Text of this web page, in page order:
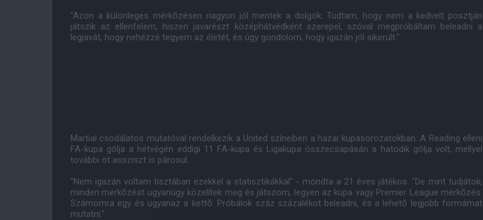
"Azon a különleges mérkõzésen nagyon jól mentek a dolgok. Tudtam, hogy nem a kedvelt posztján
játszik az ellenfelem, hiszen javarészt középhátvédként szerepel, szóval megpróbáltam beleadni a
legjavát, hogy nehézzé tegyem az életét, és úgy gondolom, hogy igazán jól sikerült."
Martial csodálatos mutatóval rendelkezik a United színeiben a hazai kupasorozatokban. A Reading elleni
FA-kupa gólja a hétvégén eddigi 11 FA-kupa és Ligakupa összecsapásán a hatodik gólja volt, mellyel
további öt assziszt is párosul.
"Nem igazán voltam tisztában ezekkel a statisztikákkal" - mondta a 21 éves játékos. "De mint tudjátok,
minden mérkõzést ugyanúgy közelítek meg és játszom, legyen az kupa vagy Premier League mérkõzés.
Számomra egy és ugyanaz a kettõ. Próbálok száz százalékot beleadni, és a lehetõ legjobb formámat
mutatni."